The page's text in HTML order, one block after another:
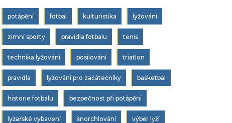
potápění fotbal kulturistika lyžování
zimní sporty pravidla fotbalu tenis
technika lyžování posilování triatlon
pravidla lyžování pro začátečníky basketbal
historie fotbalu bezpečnost při potápění
lyžařské vybavení šnorchlování výběr lyží